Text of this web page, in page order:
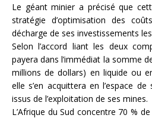
Le géant minier a précisé que
stratégie d’optimisation des
décharge de ses investissements
Selon l’accord liant les deux
payera dans l’immédiat la somme
millions de dollars) en liquide ou
elle s’en acquittera en l’espace
issus de l’exploitation de ses mines.
L’Afrique du Sud concentre 70 %